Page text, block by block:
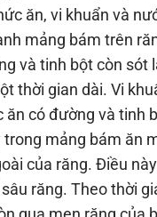
ăn, vi khuẩn và
mảng bám trên
và tinh bột còn sót
thời gian dài. Vi
ăn có đường và tinh
trong mảng bám ăn
của răng. Điều
răng. Theo thời